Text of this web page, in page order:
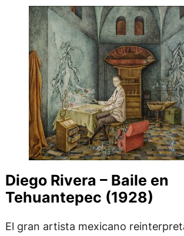
Diego Rivera – Baile en
Tehuantepec (1928)
El gran artista mexicano